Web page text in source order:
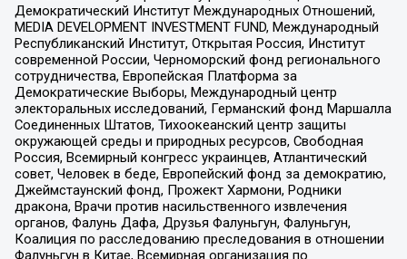
Демократический Институт Международных Отношений,
MEDIA DEVELOPMENT INVESTMENT FUND, Международный
Республиканский Институт, Открытая Россия, Институт
современной России, Черноморский фонд регионального
сотрудничества, Европейская Платформа за
Демократические Выборы, Международный центр
электоральных исследований, Германский фонд Маршалла
Соединенных Штатов, Тихоокеанский центр защиты
окружающей среды и природных ресурсов, Свободная
Россия, Всемирный конгресс украинцев, Атлантический
совет, Человек в беде, Европейский фонд за демократию,
Джеймстаунский фонд, Прожект Хармони, Родники
дракона, Врачи против насильственного извлечения
органов, Фалунь Дафа, Друзья Фалуньгун, Фалуньгун,
Коалиция по расследованию преследования в отношении
Фалуньгун в Китае, Всемирная организация по